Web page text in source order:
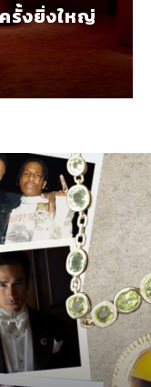
รั้งยิ่งใหญ่